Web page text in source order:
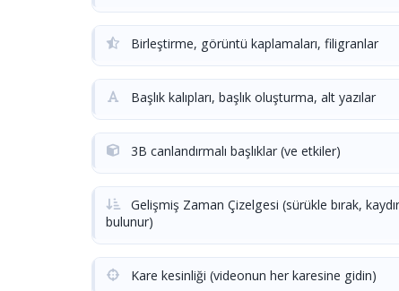
Birleştirme, görüntü kaplamaları, filigranlar
Başlık kalıpları, başlık oluşturma, alt yazılar
3B canlandırmalı başlıklar (ve etkiler)
Gelişmiş Zaman Çizelgesi (sürükle bırak,
bulunur)
Kare kesinliği (videonun her karesine gidin)